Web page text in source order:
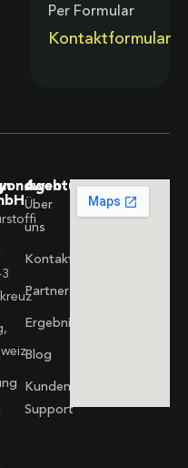
Per Formular
Kontaktformular
Agentur
Über
uns
Kontakt
Partner
Ergebnisse
Blog
Kunden-
Support